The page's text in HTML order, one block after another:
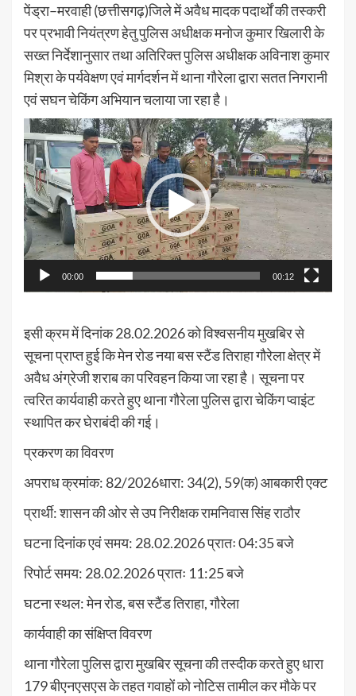
पेंड्रा–मरवाही (छत्तीसगढ़)जिले में अवैध मादक पदार्थों की तस्करी
पर प्रभावी नियंत्रण हेतु पुलिस अधीक्षक मनोज कुमार खिलारी के
सख्त निर्देशानुसार तथा अतिरिक्त पुलिस अधीक्षक अविनाश कुमार
मिश्रा के पर्यवेक्षण एवं मार्गदर्शन में थाना गौरेला द्वारा सतत निगरानी
एवं सघन चेकिंग अभियान चलाया जा रहा है।
Video
Player
00:00 00:12
इसी क्रम में दिनांक 28.02.2026 को विश्वसनीय मुखबिर से
सूचना प्राप्त हुई कि मेन रोड नया बस स्टैंड तिराहा गौरेला क्षेत्र में
अवैध अंग्रेजी शराब का परिवहन किया जा रहा है। सूचना पर
त्वरित कार्यवाही करते हुए थाना गौरेला पुलिस द्वारा चेकिंग प्वाइंट
स्थापित कर घेराबंदी की गई।
प्रकरण का विवरण
अपराध क्रमांक: 82/2026धारा: 34(2), 59(क) आबकारी एक्ट
प्रार्थी: शासन की ओर से उप निरीक्षक रामनिवास सिंह राठौर
घटना दिनांक एवं समय: 28.02.2026 प्रातः 04:35 बजे
रिपोर्ट समय: 28.02.2026 प्रातः 11:25 बजे
घटना स्थल: मेन रोड, बस स्टैंड तिराहा, गौरेला
कार्यवाही का संक्षिप्त विवरण
थाना गौरेला पुलिस द्वारा मुखबिर सूचना की तस्दीक करते हुए धारा
179 बीएनएसएस के तहत गवाहों को नोटिस तामील कर मौके पर